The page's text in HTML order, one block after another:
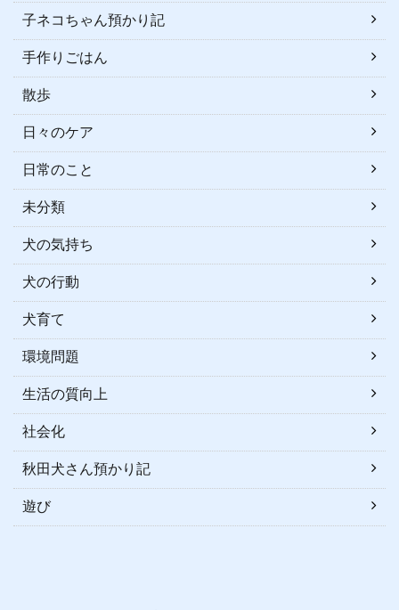
子ネコちゃん預かり記
手作りごはん
散歩
日々のケア
日常のこと
未分類
犬の気持ち
犬の行動
犬育て
環境問題
生活の質向上
社会化
秋田犬さん預かり記
遊び